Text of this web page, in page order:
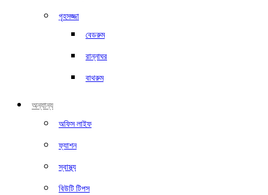
গৃহসজ্জা
বেডরুম
রান্নাঘর
বাথরুম
অন্যান্য
অফিস লাইফ
ফ্যাশন
স্বাস্থ্য
বিউটি টিপস